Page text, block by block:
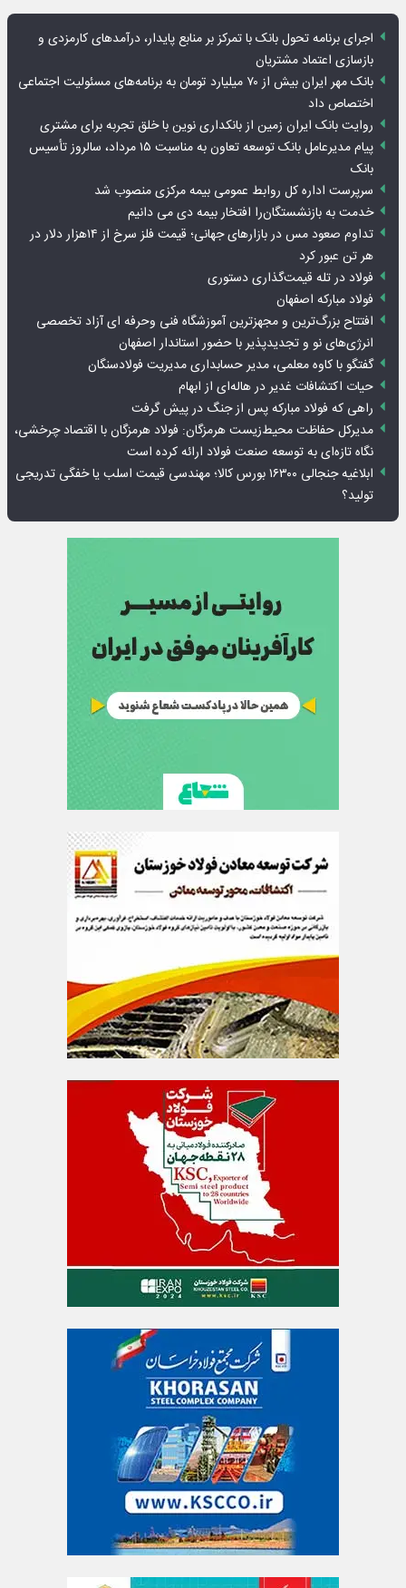
اجرای برنامه تحول بانک با تمرکز بر منابع پایدار، درآمدهای کارمزدی و
بازسازی اعتماد مشتریان
بانک مهر ایران بیش از ۷۰ میلیارد تومان به برنامه‌های مسئولیت اجتماعی
اختصاص داد
روایت بانک ایران زمین از بانکداری نوین با خلق تجربه برای مشتری
پیام مدیرعامل بانک توسعه تعاون به مناسبت ۱۵ مرداد، سالروز تأسیس
بانک
سرپرست اداره کل روابط عمومی بیمه مرکزی منصوب شد
خدمت به بازنشستگان‌را افتخار بیمه دی می دانیم
تداوم صعود مس در بازارهای جهانی؛ قیمت فلز سرخ از ۱۴هزار دلار در
هر تن عبور کرد
فولاد در تله قیمت‌گذاری دستوری
فولاد مبارکه اصفهان
افتتاح بزرگ‌ترین و مجهزترین آموزشگاه فنی وحرفه ای آزاد تخصصی
انرژی‌های نو و تجدیدپذیر با حضور استاندار اصفهان
گفتگو با کاوه معلمی، مدیر حسابداری مدیریت فولادسنگان
حیات اکتشافات غدیر در هاله‌ای از ابهام
راهی که فولاد مبارکه پس از جنگ در پیش گرفت
مدیرکل حفاظت محیط‌زیست هرمزگان: فولاد هرمزگان با اقتصاد چرخشی،
نگاه تازه‌ای به توسعه صنعت فولاد ارائه کرده است
ابلاغیه جنجالی ۱۶۳۰۰ بورس کالا؛ مهندسی قیمت اسلب یا خفگی تدریجی
تولید؟